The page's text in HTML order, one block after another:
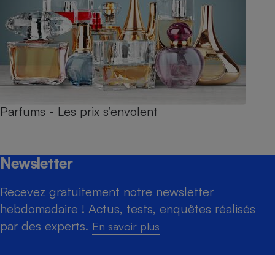
Parfums - Les prix s’envolent
Newsletter
Recevez gratuitement notre newsletter
hebdomadaire ! Actus, tests, enquêtes réalisés
par des experts. En savoir plus